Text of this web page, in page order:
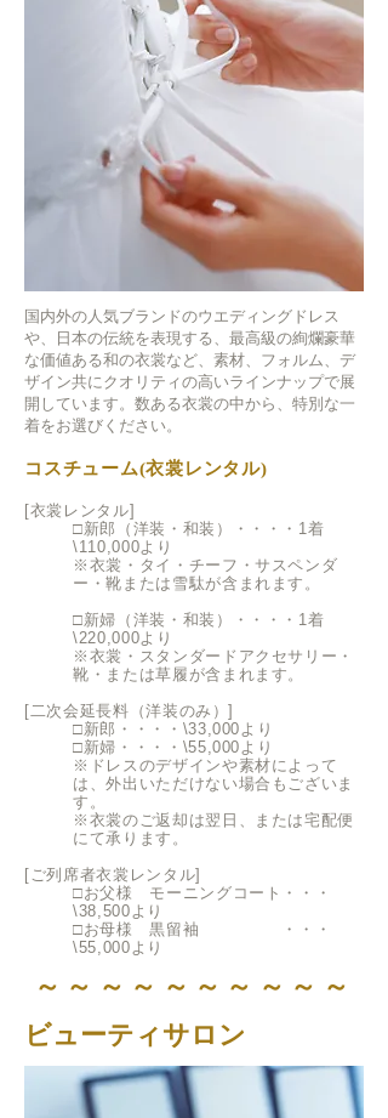
国内外の人気ブランドのウエディングドレス
や、日本の伝統を表現する、最高級の絢爛豪華
な価値ある和の衣裳など、素材、フォルム、デ
ザイン共にクオリティの高いラインナップで展
開しています。数ある衣裳の中から、特別な一
着をお選びください。
コスチューム(衣裳レンタル)
[衣裳レンタル]
□新郎（洋装・和装）・・・・1着
\110,000より
※衣裳・タイ・ チーフ・サスペンダ
ー・靴または雪駄が含まれます。
□新婦（洋装・和装）・・・・1着
\220,000より
※衣裳 ・スタンダードアクセサリー・
靴・または草履が含まれます。
[二次会延長料（洋装のみ）]
□新郎・・・・\33,000より
□新婦・・・・\55,000より
※ドレスのデザインや素材によって
は、外出いただけない場合もございま
す。
※衣裳のご返却は翌日、または宅配便
にて承ります。
[ご列席者衣裳レンタル]
□お父様 モーニングコート・・・
\38,500より
□お母様 黒留袖 ・・・
\55,000より
​～～～～～～～～～～
ビューティサロン